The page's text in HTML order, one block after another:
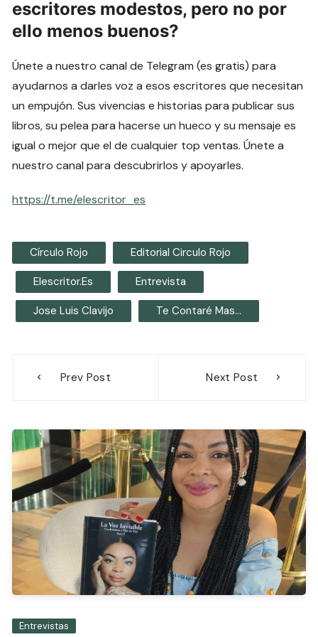
escritores modestos, pero no por
ello menos buenos?
Únete a nuestro canal de Telegram (es gratis) para
ayudarnos a darles voz a esos escritores que necesitan
un empujón. Sus vivencias e historias para publicar sus
libros, su pelea para hacerse un hueco y su mensaje es
igual o mejor que el de cualquier top ventas. Únete a
nuestro canal para descubrirlos y apoyarles.
https://t.me/elescritor_es
Círculo Rojo Editorial Circulo Rojo
Elescritor.es Entrevista
Jose Luis Clavijo Te Contaré Mas…
Prev Post Next Post
Entrevistas